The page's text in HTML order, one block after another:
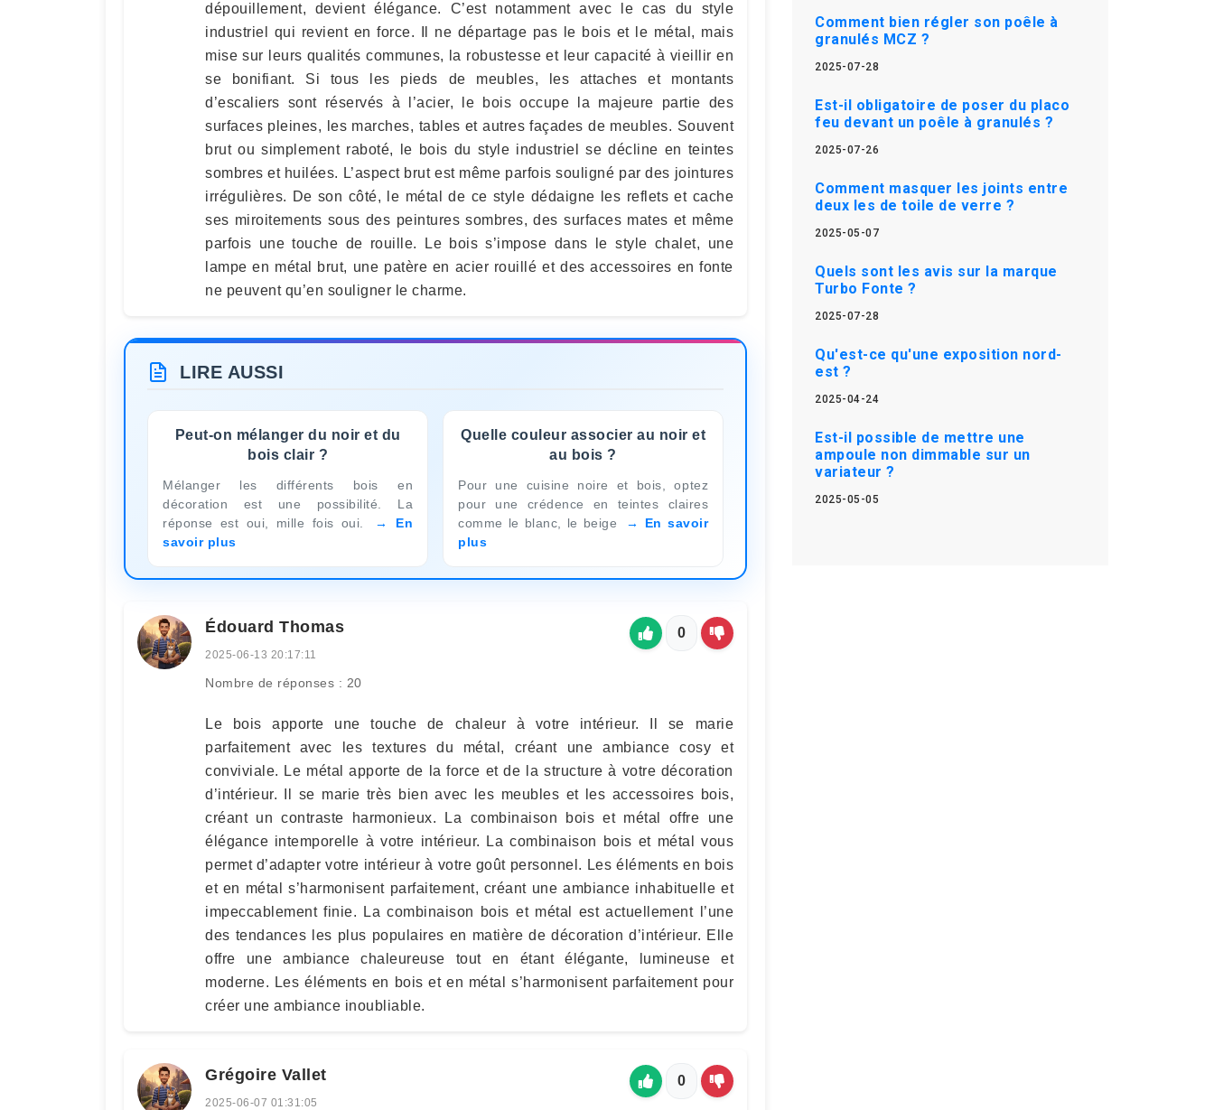
dépouillement, devient élégance. C’est notamment avec le cas du style
industriel qui revient en force. Il ne départage pas le bois et le métal, mais
mise sur leurs qualités communes, la robustesse et leur capacité à vieillir en
se bonifiant. Si tous les pieds de meubles, les attaches et montants
d’escaliers sont réservés à l’acier, le bois occupe la majeure partie des
surfaces pleines, les marches, tables et autres façades de meubles. Souvent
brut ou simplement raboté, le bois du style industriel se décline en teintes
sombres et huilées. L’aspect brut est même parfois souligné par des jointures
irrégulières. De son côté, le métal de ce style dédaigne les reflets et cache
ses miroitements sous des peintures sombres, des surfaces mates et même
parfois une touche de rouille. Le bois s’impose dans le style chalet, une
lampe en métal brut, une patère en acier rouillé et des accessoires en fonte
ne peuvent qu’en souligner le charme.
LIRE AUSSI
Peut-on mélanger du noir et du
bois clair ?
Mélanger les différents bois en
décoration est une possibilité. La
réponse est oui, mille fois oui.
En
savoir plus
Quelle couleur associer au noir et
au bois ?
Pour une cuisine noire et bois, optez
pour une crédence en teintes claires
comme le blanc, le beige
En savoir
plus
Édouard Thomas
2025-06-13 20:17:11
Nombre de réponses : 20
0
Le bois apporte une touche de chaleur à votre intérieur. Il se marie
parfaitement avec les textures du métal, créant une ambiance cosy et
conviviale. Le métal apporte de la force et de la structure à votre décoration
d’intérieur. Il se marie très bien avec les meubles et les accessoires bois,
créant un contraste harmonieux. La combinaison bois et métal offre une
élégance intemporelle à votre intérieur. La combinaison bois et métal vous
permet d’adapter votre intérieur à votre goût personnel. Les éléments en bois
et en métal s’harmonisent parfaitement, créant une ambiance inhabituelle et
impeccablement finie. La combinaison bois et métal est actuellement l’une
des tendances les plus populaires en matière de décoration d’intérieur. Elle
offre une ambiance chaleureuse tout en étant élégante, lumineuse et
moderne. Les éléments en bois et en métal s’harmonisent parfaitement pour
créer une ambiance inoubliable.
Grégoire Vallet
2025-06-07 01:31:05
0
Comment bien régler son poêle à
granulés MCZ ?
2025-07-28
Est-il obligatoire de poser du placo
feu devant un poêle à granulés ?
2025-07-26
Comment masquer les joints entre
deux les de toile de verre ?
2025-05-07
Quels sont les avis sur la marque
Turbo Fonte ?
2025-07-28
Qu'est-ce qu'une exposition nord-
est ?
2025-04-24
Est-il possible de mettre une
ampoule non dimmable sur un
variateur ?
2025-05-05